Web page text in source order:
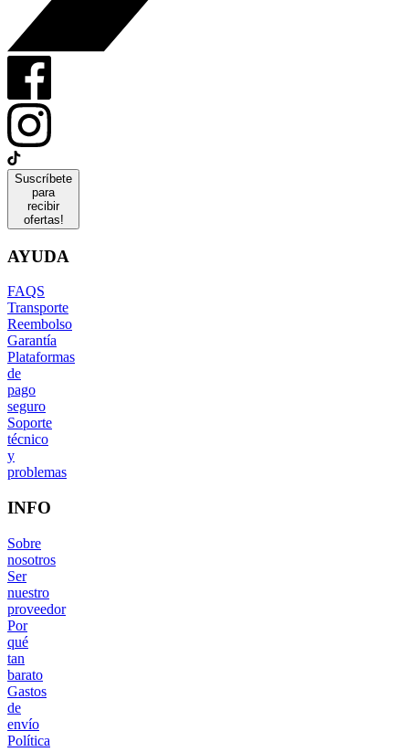
Suscríbete
para
recibir
ofertas!
AYUDA
FAQS
Transporte
Reembolso
Garantía
Plataformas
de
pago
seguro
Soporte
técnico
y
problemas
INFO
Sobre
nosotros
Ser
nuestro
proveedor
Por
qué
tan
barato
Gastos
de
envío
Política